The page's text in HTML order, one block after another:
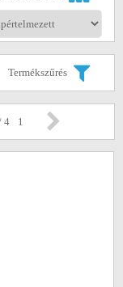
Termékszűrés
4 1